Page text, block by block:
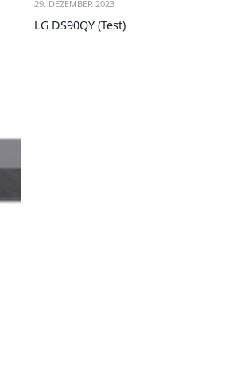
29. DEZEMBER 2023
LG DS90QY (Test)